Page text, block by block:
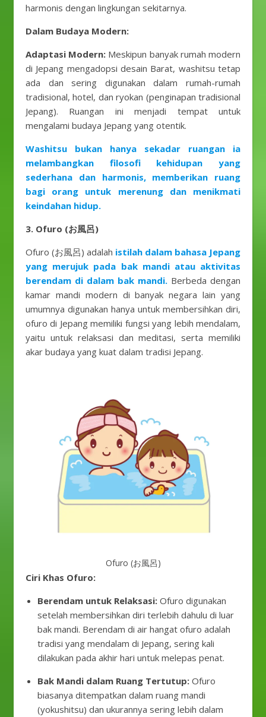
harmonis dengan lingkungan sekitarnya.
Dalam Budaya Modern:
Adaptasi Modern: Meskipun banyak rumah modern
di Jepang mengadopsi desain Barat, washitsu tetap
ada dan sering digunakan dalam rumah-rumah
tradisional, hotel, dan ryokan (penginapan tradisional
Jepang). Ruangan ini menjadi tempat untuk
mengalami budaya Jepang yang otentik.
Washitsu bukan hanya sekadar ruangan ia
melambangkan filosofi kehidupan yang
sederhana dan harmonis, memberikan ruang
bagi orang untuk merenung dan menikmati
keindahan hidup.
3. Ofuro (お風呂)
Ofuro (お風呂) adalah istilah dalam bahasa Jepang
yang merujuk pada bak mandi atau aktivitas
berendam di dalam bak mandi. Berbeda dengan
kamar mandi modern di banyak negara lain yang
umumnya digunakan hanya untuk membersihkan diri,
ofuro di Jepang memiliki fungsi yang lebih mendalam,
yaitu untuk relaksasi dan meditasi, serta memiliki
akar budaya yang kuat dalam tradisi Jepang.
Ofuro (お風呂)
Ciri Khas Ofuro:
Berendam untuk Relaksasi: Ofuro digunakan
setelah membersihkan diri terlebih dahulu di luar
bak mandi. Berendam di air hangat ofuro adalah
tradisi yang mendalam di Jepang, sering kali
dilakukan pada akhir hari untuk melepas penat.
Bak Mandi dalam Ruang Tertutup: Ofuro
biasanya ditempatkan dalam ruang mandi
(yokushitsu) dan ukurannya sering lebih dalam